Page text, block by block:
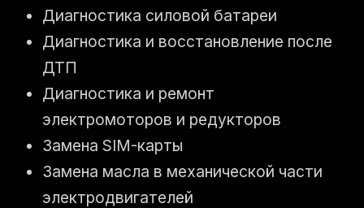
Диагностика силовой батареи
Диагностика и восстановление после
ДТП
Диагностика и ремонт
электромоторов и редукторов
Замена SIM-карты
Замена масла в механической части
электродвигателей